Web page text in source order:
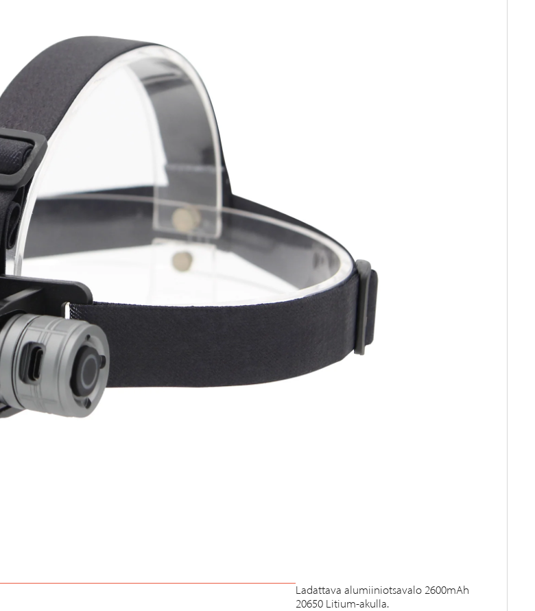
Ladattava alumiiniotsavalo 2600mAh
20650 Litium-akulla.